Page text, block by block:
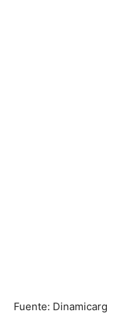
Fuente: Dinamicarg